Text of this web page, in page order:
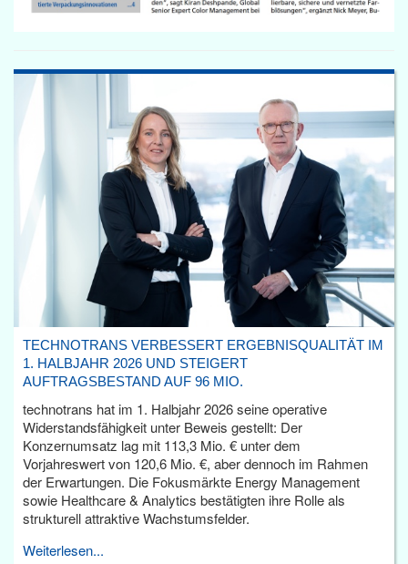
TECHNOTRANS VERBESSERT ERGEBNISQUALITÄT IM
1. HALBJAHR 2026 UND STEIGERT
AUFTRAGSBESTAND AUF 96 MIO.
technotrans hat im 1. Halbjahr 2026 seine operative
Widerstandsfähigkeit unter Beweis gestellt: Der
Konzernumsatz lag mit 113,3 Mio. € unter dem
Vorjahreswert von 120,6 Mio. €, aber dennoch im Rahmen
der Erwartungen. Die Fokusmärkte Energy Management
sowie Healthcare & Analytics bestätigten ihre Rolle als
strukturell attraktive Wachstumsfelder.
Weiterlesen...